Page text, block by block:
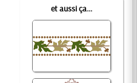
et aussi ça...